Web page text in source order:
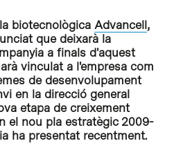
biotecnològica Advancell,
que deixarà la
a finals d'aquest
vinculat a l'empresa com
de desenvolupament
en la direcció general
etapa de creixement
el nou pla estratègic 2009-
ha presentat recentment.